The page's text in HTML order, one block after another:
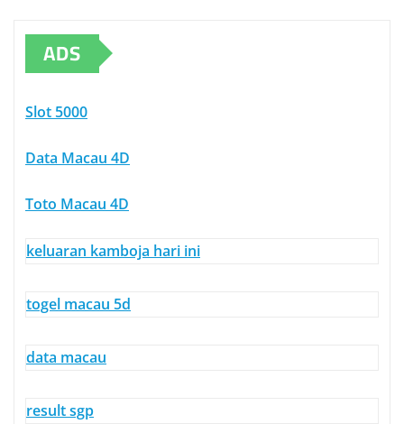
ADS
Slot 5000
Data Macau 4D
Toto Macau 4D
keluaran kamboja hari ini
togel macau 5d
data macau
result sgp